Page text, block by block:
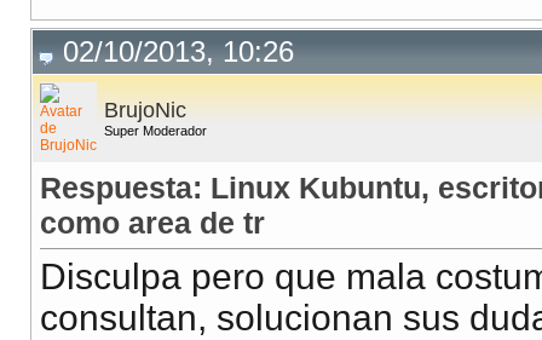
02/10/2013, 10:26
BrujoNic
Super Moderador
Respuesta: Linux Kubuntu,
como area de tr
Disculpa pero que mala
consultan, solucionan sus